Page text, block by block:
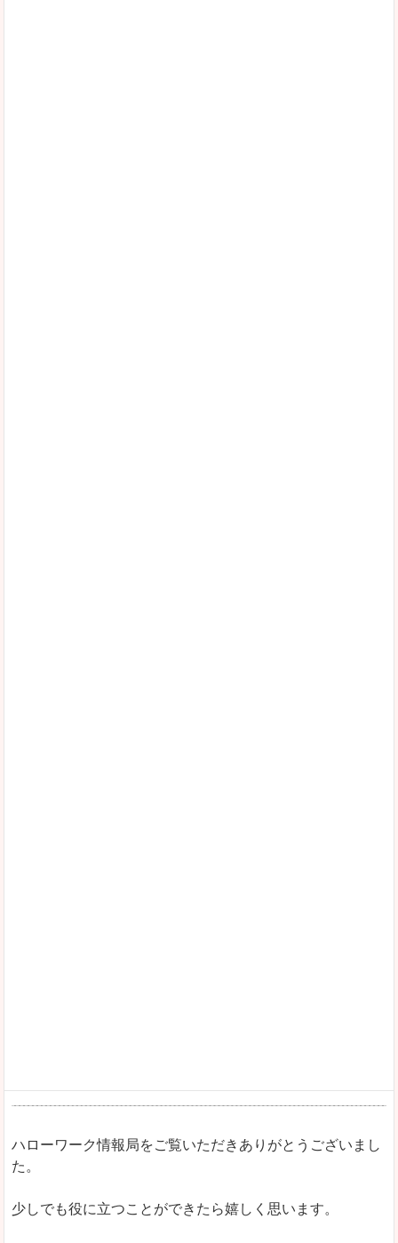
ハローワーク情報局をご覧いただきありがとうございまし
た。
少しでも役に立つことができたら嬉しく思います。